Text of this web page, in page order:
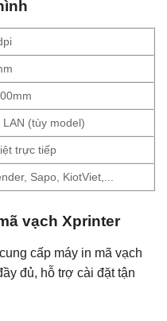
LAN (tùy model)
trực tiếp
Sapo, KiotViet,...
vạch Xprinter
cấp máy in mã vạch
đủ, hỗ trợ cài đặt tận